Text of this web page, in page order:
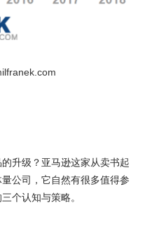
升级？亚马逊这家从卖书起
公司，它自然有很多值得参
个认知与策略。